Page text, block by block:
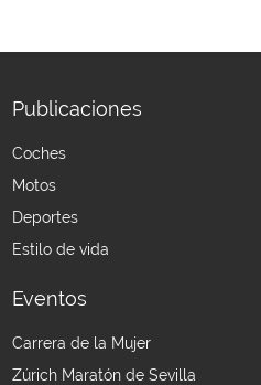
Publicaciones
Coches
Motos
Deportes
Estilo de vida
Eventos
Carrera de la Mujer
Zúrich Maratón de Sevilla